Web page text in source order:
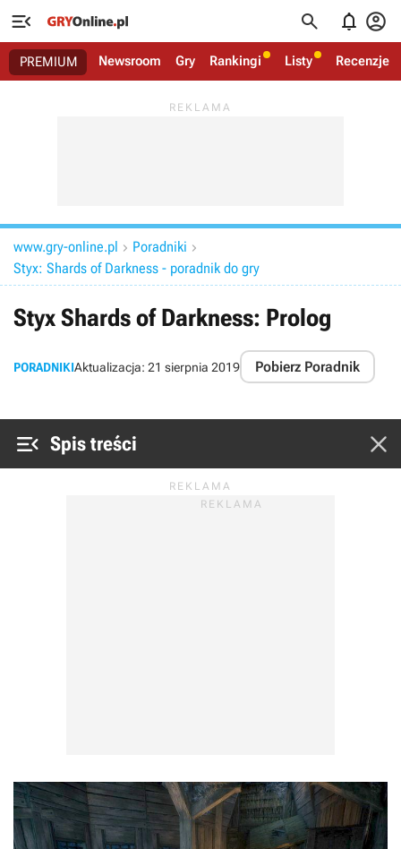
   
PREMIUM Newsroom Gry Rankingi Listy Recenzje
www.gry-online.pl  Poradniki 
Styx: Shards of Darkness - poradnik do gry
Styx Shards of Darkness: Prolog
PORADNIKIAktualizacja: 21 sierpnia 2019 Pobierz Poradnik
 Spis treści 